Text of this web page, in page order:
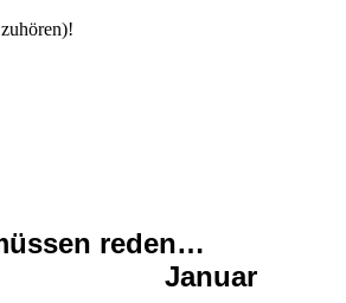
müssen reden…